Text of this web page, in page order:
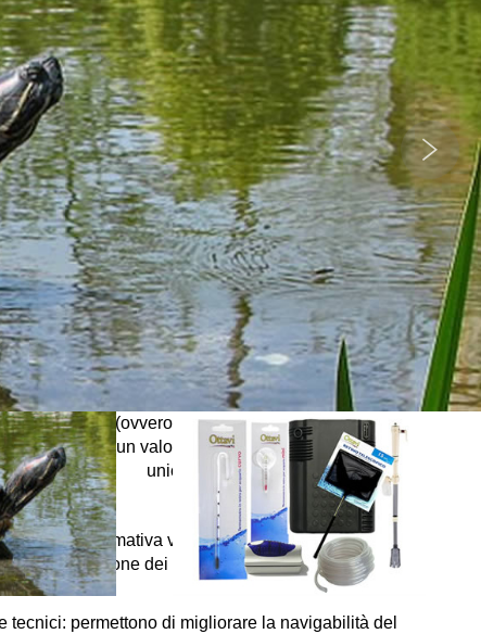
nel proovedimento 229 dell’8 maggio 2014. Se
all’utilizzo di cookie occorre impostare il
in modo appropriato oppure non accedere ad
alcuna pagina di questo sito.
tabella riportata in fondo all’informativa è possibile
dettagliatamente tutte le tipologie di cookie che
installate da pagine di questo dominio e, nel
cookie terze parti, i link ai documenti per informarsi
per impedire l’installazione degli stessi o per
rimuoverli anche in un secondo momento.
Che cosa sono i cookie?
file informatici o dati parziali che possono venire
sul vostro computer (o altri dispositivi abilitati alla
su internet, per esempio smartphone o tablet)
visitate questo sito. Di solito un cookie contiene il
sito internet dal quale il cookie stesso proviene, la
del cookie (ovvero per quanto tempo rimarrà sul
ed un valore, che di regola è un numero
unico generato in modo casuale.
Che tipi di cookie usiamo?
alla normativa vigente e ai provvedimenti del
per la protezione dei dati personali, i cookie da noi
utilizzati sono:
tecnici: permettono di migliorare la navigabilità del